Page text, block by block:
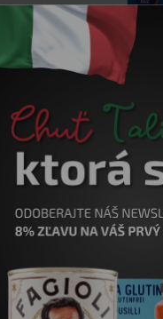
Nitrilové